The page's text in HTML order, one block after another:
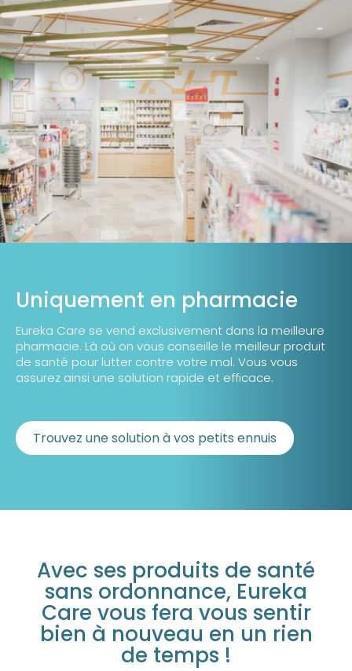
Uniquement en pharmacie
Eureka Care se vend exclusivement dans la meilleure
pharmacie. Là où on vous conseille le meilleur produit
de santé pour lutter contre votre mal. Vous vous
assurez ainsi une solution rapide et efficace.
Trouvez une solution à vos petits ennuis
Avec ses produits de santé
sans ordonnance, Eureka
Care vous fera vous sentir
bien à nouveau en un rien
de temps !